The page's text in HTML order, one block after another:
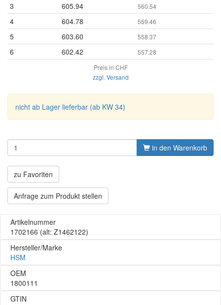
3 605.94 560.54
4 604.78 559.46
5 603.60 558.37
6 602.42
557.28
Preis in CHF
zzgl. Versand
nicht ab Lager lieferbar (ab KW 34)
in den Warenkorb
zu Favoriten
Anfrage zum Produkt stellen
Artikelnummer
1702166 (alt: Z1462122)
Hersteller/Marke
HSM
OEM
1800111
GTIN